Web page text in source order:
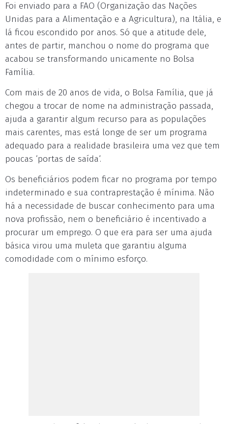
Foi enviado para a FAO (Organização das Nações
Unidas para a Alimentação e a Agricultura), na Itália, e
lá ficou escondido por anos. Só que a atitude dele,
antes de partir, manchou o nome do programa que
acabou se transformando unicamente no Bolsa
Família.
Com mais de 20 anos de vida, o Bolsa Família, que já
chegou a trocar de nome na administração passada,
ajuda a garantir algum recurso para as populações
mais carentes, mas está longe de ser um programa
adequado para a realidade brasileira uma vez que tem
poucas ‘portas de saída‘.
Os beneficiários podem ficar no programa por tempo
indeterminado e sua contraprestação é mínima. Não
há a necessidade de buscar conhecimento para uma
nova profissão, nem o beneficiário é incentivado a
procurar um emprego. O que era para ser uma ajuda
básica virou uma muleta que garantiu alguma
comodidade com o mínimo esforço.